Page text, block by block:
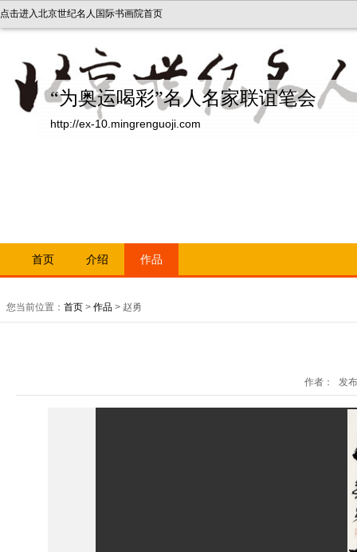
点击进入北京世纪名人国际书画院首页
“为奥运喝彩”名人名家联谊笔会
http://ex-10.mingrenguoji.com
首页 介绍 作品
您当前位置： 首页 > 作品 > 赵勇
作者： 发